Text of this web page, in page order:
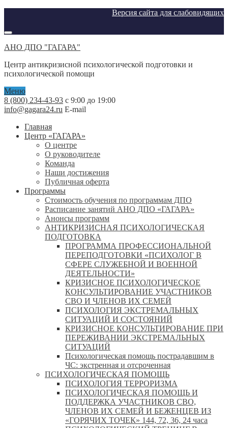
Версия сайта для слабовидящих
АНО ДПО "ГАГАРА"
Центр антикризисной психологической подготовки и
психологической помощи
Меню
8 (800) 234-43-93 с 9:00 до 19:00
info@gagara24.ru E-mail
Главная
Центр «ГАГАРА»
О центре
О руководителе
Команда
Наши достижения
Публичная оферта
Программы
Стоимость обучения по программам ДПО
Расписание занятий АНО ДПО «ГАГАРА»
Анонсы программ
АНТИКРИЗИСНАЯ ПСИХОЛОГИЧЕСКАЯ
ПОДГОТОВКА
ПРОГРАММА ПРОФЕССИОНАЛЬНОЙ
ПЕРЕПОДГОТОВКИ «ПСИХОЛОГ В
СФЕРЕ СЛУЖЕБНОЙ И ВОЕННОЙ
ДЕЯТЕЛЬНОСТИ»
КРИЗИСНОЕ ПСИХОЛОГИЧЕСКОЕ
КОНСУЛЬТИРОВАНИЕ УЧАСТНИКОВ
СВО И ЧЛЕНОВ ИХ СЕМЕЙ
ПСИХОЛОГИЯ ЭКСТРЕМАЛЬНЫХ
СИТУАЦИЙ И СОСТОЯНИЙ
КРИЗИСНОЕ КОНСУЛЬТИРОВАНИЕ ПРИ
ПЕРЕЖИВАНИИ ЭКСТРЕМАЛЬНЫХ
СИТУАЦИЙ
Психологическая помощь пострадавшим в
ЧС: экстренная и отсроченная
ПСИХОЛОГИЧЕСКАЯ ПОМОЩЬ
ПСИХОЛОГИЯ ТЕРРОРИЗМА
ПСИХОЛОГИЧЕСКАЯ ПОМОЩЬ И
ПОДДЕРЖКА УЧАСТНИКОВ СВО,
ЧЛЕНОВ ИХ СЕМЕЙ И БЕЖЕНЦЕВ ИЗ
«ГОРЯЧИХ ТОЧЕК» 144, 72, 36, 24 часа